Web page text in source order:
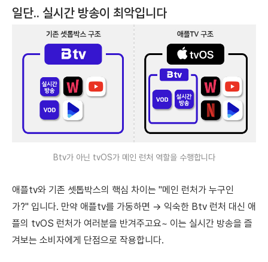
일단.. 실시간 방송이 최악입니다
Btv가 아닌 tvOS가 메인 런처 역할을 수행합니다
애플tv와 기존 셋톱박스의 핵심 차이는 "메인 런처가 누구인
가?" 입니다. 만약 애플tv를 가동하면 → 익숙한 Btv 런처 대신 애
플의 tvOS 런처가 여러분을 반겨주고요~ 이는 실시간 방송을 즐
겨보는 소비자에게 단점으로 작용합니다.